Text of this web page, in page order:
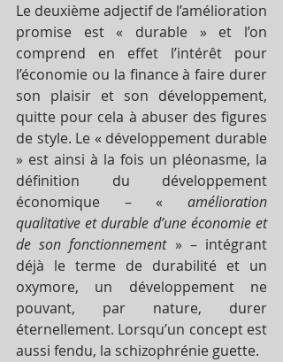
Le deuxième adjectif de l’amélioration
promise est « durable » et l’on
comprend en effet l’intérêt pour
l’économie ou la finance à faire durer
son plaisir et son développement,
quitte pour cela à abuser des figures
de style. Le « développement durable
» est ainsi à la fois un pléonasme, la
définition du développement
économique – « amélioration
qualitative et durable d’une économie et
de son fonctionnement » – intégrant
déjà le terme de durabilité et un
oxymore, un développement ne
pouvant, par nature, durer
éternellement. Lorsqu’un concept est
aussi fendu, la schizophrénie guette.